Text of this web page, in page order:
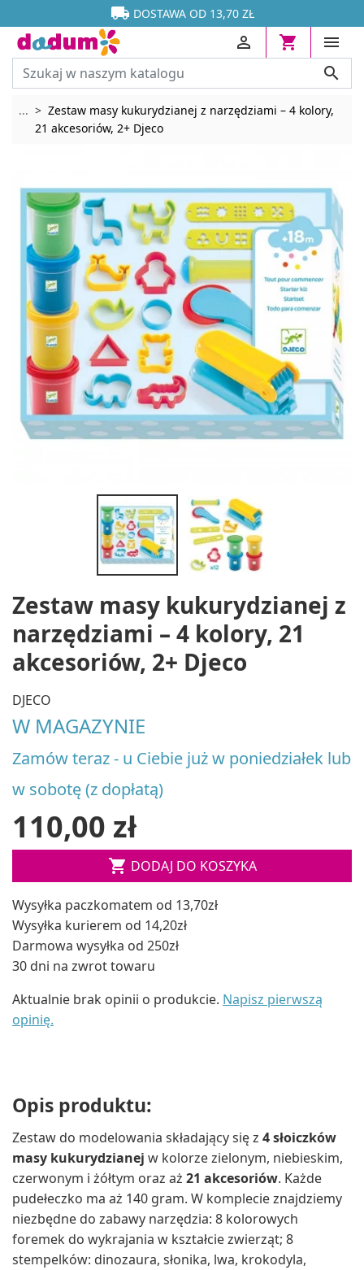

 DOSTAWA OD 13,70 ZŁ






... Rozwiń breadcrumbs
Zestaw masy kukurydzianej z narzędziami – 4 kolory,
21 akcesoriów, 2+ Djeco
Zestaw masy kukurydzianej z
narzędziami – 4 kolory, 21
akcesoriów, 2+ Djeco
DJECO
W MAGAZYNIE
Zamów teraz - u Ciebie już w poniedziałek lub
w sobotę (z dopłatą)
110,00 zł
 DODAJ DO KOSZYKA
Wysyłka paczkomatem od 13,70zł
Wysyłka kurierem od 14,20zł
Darmowa wysyłka od 250zł
30 dni na zwrot towaru
Aktualnie brak opinii o produkcie. Napisz pierwszą
opinię.
Opis produktu:
Zestaw do modelowania składający się z 4 słoiczków
masy kukurydzianej w kolorze zielonym, niebieskim,
czerwonym i żółtym oraz aż 21 akcesoriów. Każde
pudełeczko ma aż 140 gram. W komplecie znajdziemy
niezbędne do zabawy narzędzia: 8 kolorowych
foremek do wykrajania w kształcie zwierząt; 8
stempelków: dinozaura, słonika, lwa, krokodyla,